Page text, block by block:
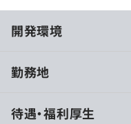
開発環境
・PX10 Compact
勤務地
待遇・福利厚生